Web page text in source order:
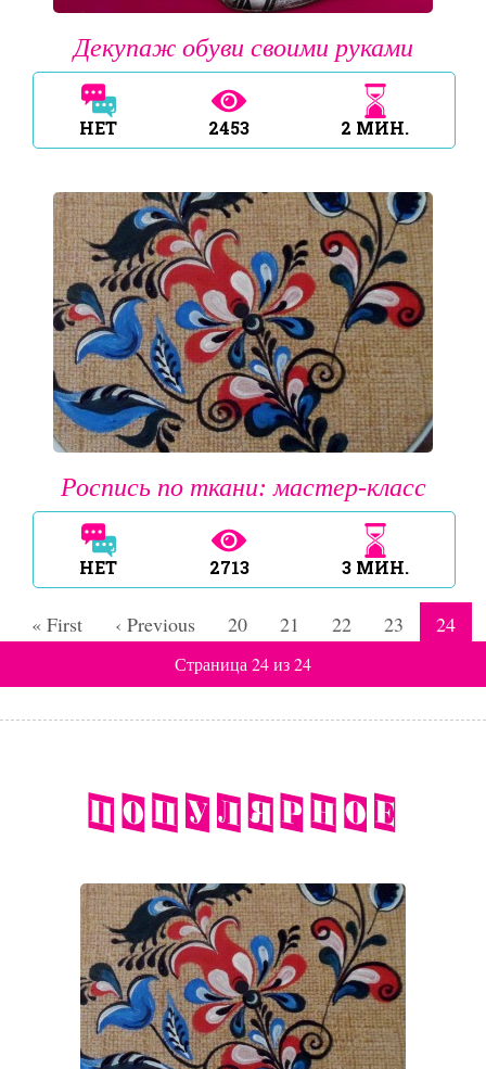
Декупаж обуви своими руками
НЕТ 2453 2 МИН.
Роспись по ткани: мастер-класс
НЕТ 2713 3 МИН.
« First ‹ Previous 20 21 22 23 24
Страница 24 из 24